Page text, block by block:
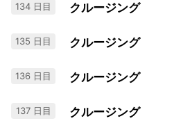
134 日目 クルージング
135 日目 クルージング
136 日目 クルージング
137 日目 クルージング